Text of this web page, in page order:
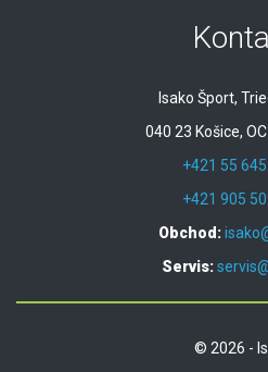
Isako Šport,
040 23 Košice,
+421 55
+421 905
Obchod:
Servis:
© 2026 -